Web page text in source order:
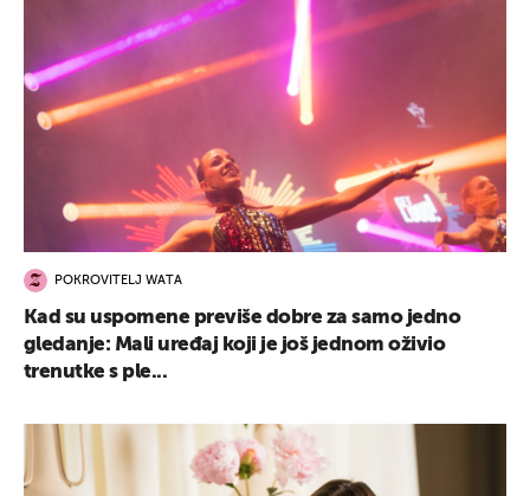
POKROVITELJ WATA
Kad su uspomene previše dobre za samo jedno
gledanje: Mali uređaj koji je još jednom oživio
trenutke s ple...